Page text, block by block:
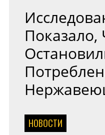
а
п
и
с
я
м
НОВОСТИ